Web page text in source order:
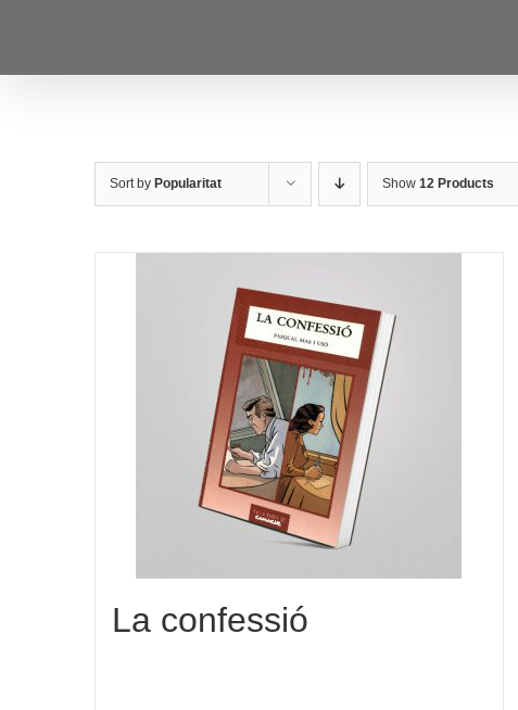
content
Sort by Popularitat Show 12 Products
La confessió